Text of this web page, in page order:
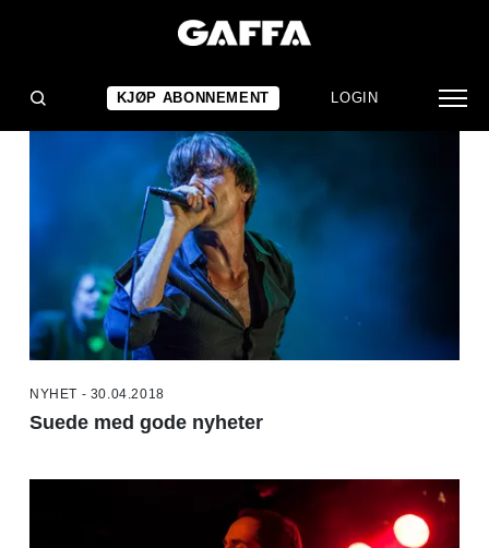
KJØP ABONNEMENT LOGIN
NYHET - 30.04.2018
Suede med gode nyheter